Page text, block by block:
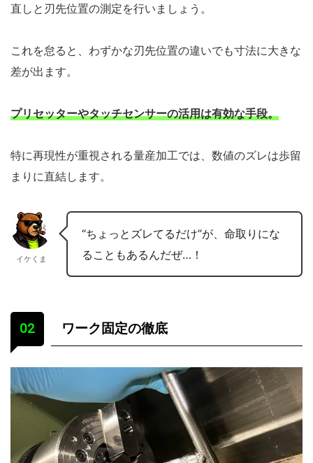
直しと刃先位置の測定を行いましょう。
これを怠ると、わずかな刃先位置の違いでも寸法に大きな
差が出ます。
プリセッターやタッチセンサーの活用は有効な手段。
特に再現性が重視される量産加工では、数値のズレは歩留
まりに直結します。
イケくま
“ちょっとズレてるだけ”が、命取りにな
ることもあるんだぜ…！
ワーク固定の徹底